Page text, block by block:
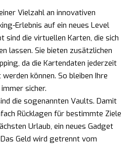
Vielzahl an innovativen
Erlebnis auf ein neues Level
sind die virtuellen Karten, die sich
lassen. Sie bieten zusätzlichen
da die Kartendaten jederzeit
können. So bleiben Ihre
sicher.
die sogenannten Vaults. Damit
Rücklagen für bestimmte Ziele
Urlaub, ein neues Gadget
Geld wird getrennt vom